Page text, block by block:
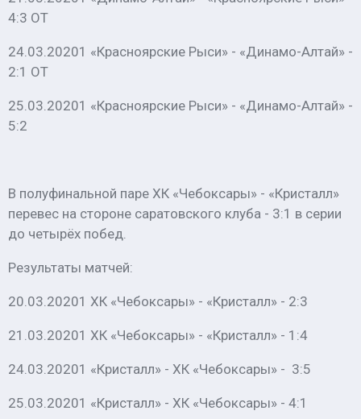
4:3 ОТ
24.03.20201 «Красноярские Рыси» - «Динамо-Алтай» -
2:1 ОТ
25.03.20201 «Красноярские Рыси» - «Динамо-Алтай» -
5:2
В полуфинальной паре ХК «Чебоксары» - «Кристалл»
перевес на стороне саратовского клуба - 3:1 в серии
до четырёх побед.
Результаты матчей:
20.03.20201 ХК «Чебоксары» - «Кристалл» - 2:3
21.03.20201 ХК «Чебоксары» - «Кристалл» - 1:4
24.03.20201 «Кристалл» - ХК «Чебоксары» - 3:5
25.03.20201 «Кристалл» - ХК «Чебоксары» - 4:1